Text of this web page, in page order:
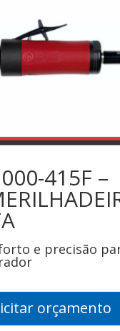
415F –
e precisão
orçamento